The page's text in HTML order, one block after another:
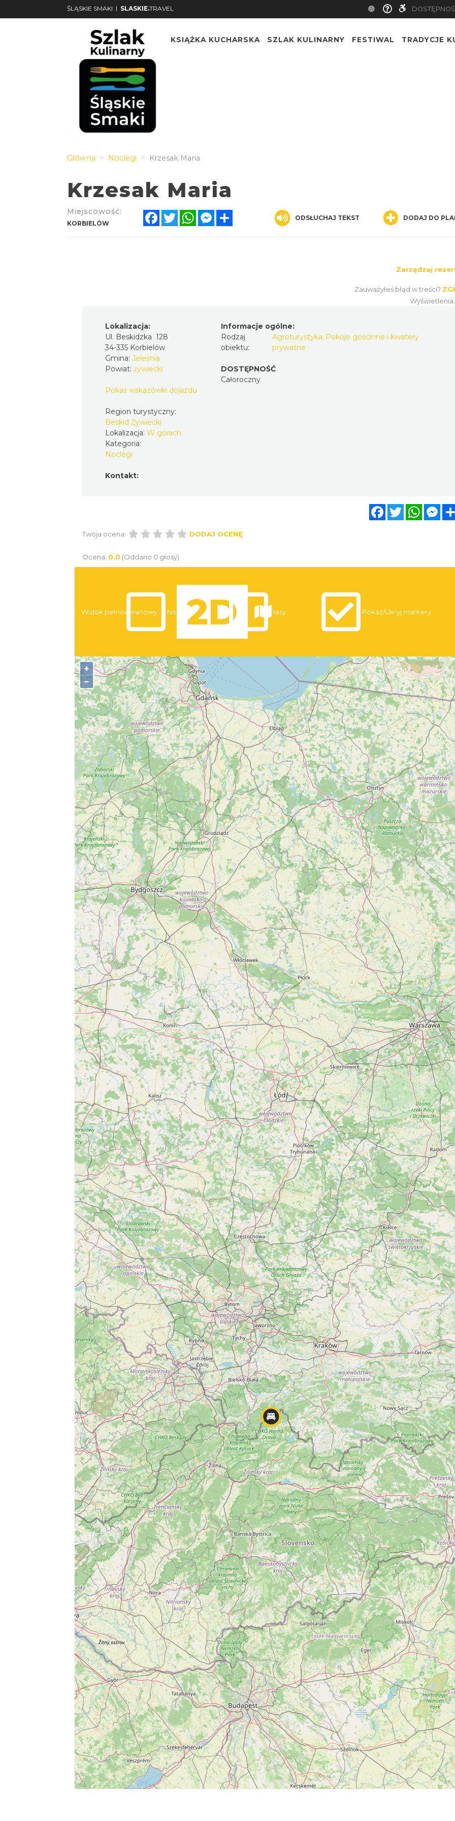
ŚLĄSKIE SMAKI | SLASKIE.TRAVEL
KSIĄŻKA KUCHARSKA SZLAK KULINARNY FESTIWAL TRADYCJE
Główna Noclegi Krzesak Maria
Krzesak Maria
Miejscowość:
KORBIELÓW
FacebookTwitterWhatsAppMessenger ODSŁUCHAJ TEKST DODAJ DO
Zarządzaj
Zauważyłeś błąd w treści?
Wyświetlenia:
Lokalizacja:
Ul. Beskidzka 128
34-335 Korbielów
Gmina: Jeleśnia
Powiat: żywiecki
Pokaż wskazówki dojazdu
Region turystyczny:
Beskid Żywiecki
Lokalizacja: W górach
Kategoria:
Noclegi
Kontakt:
Informacje ogólne:
Rodzaj
obiektu:
Agroturystyka, Pokoje gościnne i kwatery
prywatne
DOSTĘPNOŚĆ
Całoroczny
FacebookTwitter
Twoja ocena: DODAJ OCENĘ
Ocena: 0.0 (Oddano 0 głosy)
+
−
Widok pełnoekranowy: Noclegi Trasy Pokaż/Ukryj markery